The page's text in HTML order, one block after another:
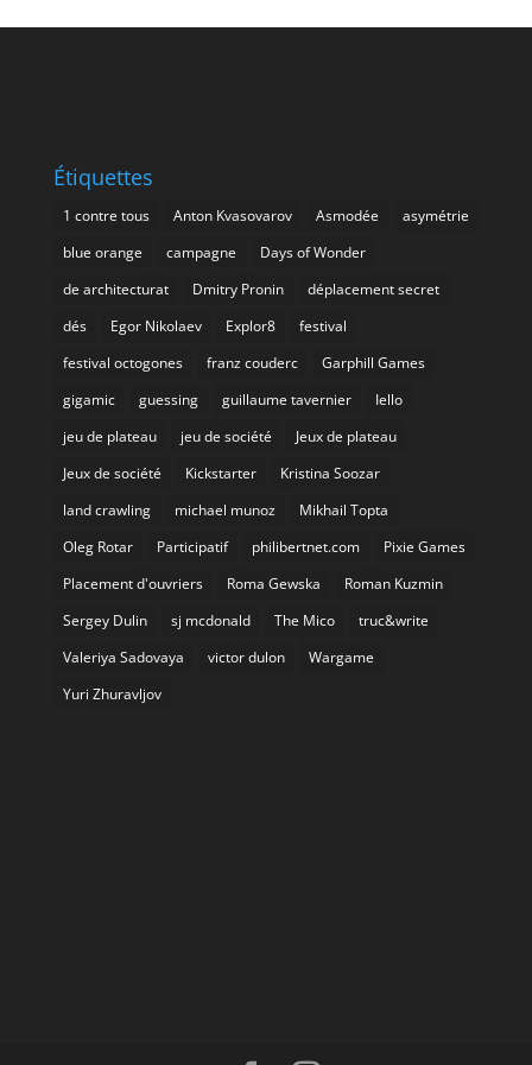
Étiquettes
1 contre tous Anton Kvasovarov Asmodée
asymétrie
blue orange
campagne
Days of Wonder
de architecturat
Dmitry Pronin
déplacement secret
dés
Egor Nikolaev Explor8
festival
festival octogones
franz couderc
Garphill Games
gigamic
guessing guillaume tavernier
Iello
jeu de plateau
jeu de société
Jeux de plateau
Jeux de société
Kickstarter
Kristina Soozar
land crawling
michael munoz
Mikhail Topta
Oleg Rotar
Participatif philibertnet.com
Pixie Games
Placement d'ouvriers
Roma Gewska
Roman Kuzmin
Sergey Dulin
sj mcdonald The Mico
truc&write
Valeriya Sadovaya
victor dulon
Wargame
Yuri Zhuravljov